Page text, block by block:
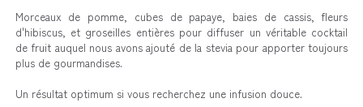
Morceaux de pomme, cubes de papaye, baies de cassis, fleurs
d'hibiscus, et groseilles entières pour diffuser un véritable cocktail
de fruit auquel nous avons ajouté de la stevia pour apporter toujours
plus de gourmandises.
Un résultat optimum si vous recherchez une infusion douce.